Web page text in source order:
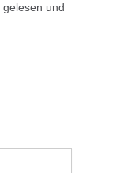
gelesen und